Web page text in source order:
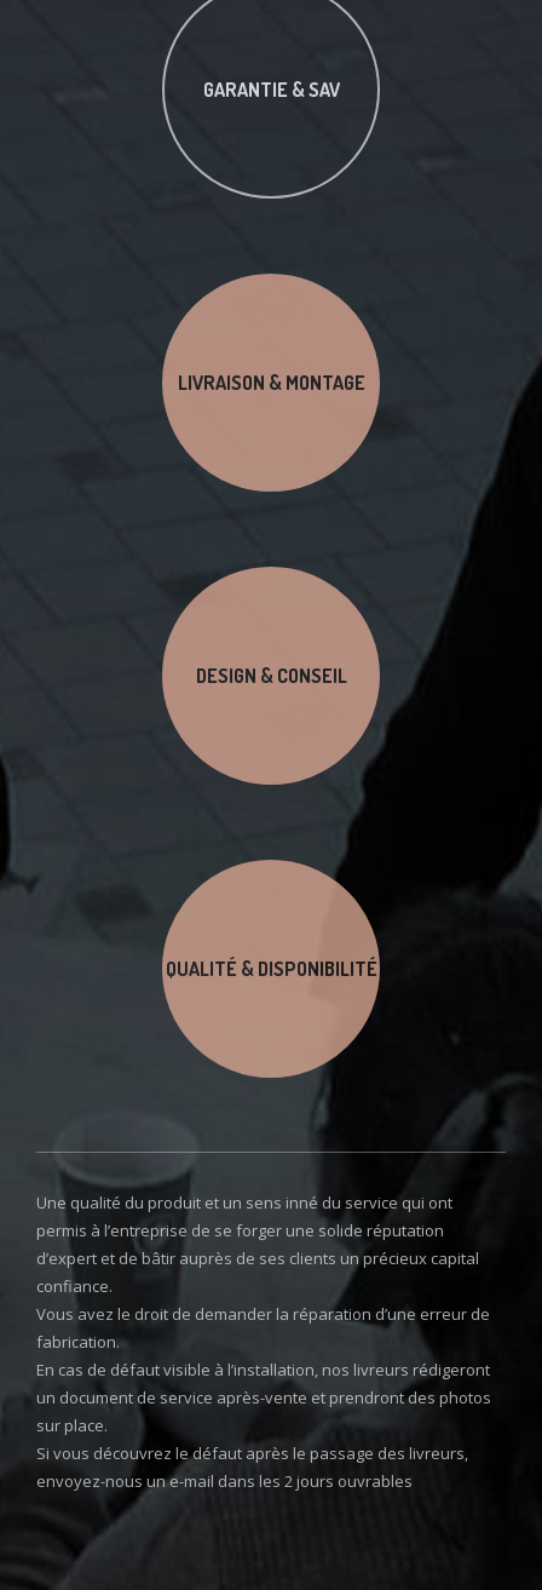
GARANTIE & SAV
LIVRAISON & MONTAGE
DESIGN & CONSEIL
QUALITÉ & DISPONIBILITÉ
Une qualité du produit et un sens inné du service qui ont
permis à l’entreprise de se forger une solide réputation
d’expert et de bâtir auprès de ses clients un précieux capital
confiance.
Vous avez le droit de demander la réparation d’une erreur de
fabrication.
En cas de défaut visible à l’installation, nos livreurs rédigeront
un document de service après-vente et prendront des photos
sur place.
Si vous découvrez le défaut après le passage des livreurs,
envoyez-nous un e-mail dans les 2 jours ouvrables